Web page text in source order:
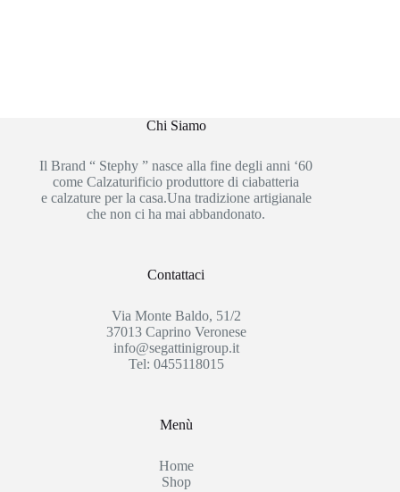
Chi Siamo
Il Brand “ Stephy ” nasce alla fine degli anni ‘60
come Calzaturificio produttore di ciabatteria
e calzature per la casa.Una tradizione artigianale
che non ci ha mai abbandonato.
Contattaci
Via Monte Baldo, 51/2
37013 Caprino Veronese
info@segattinigroup.it
Tel: 0455118015
Menù
Home
Shop